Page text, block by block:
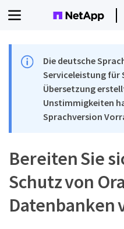
Die deutsche
Serviceleistung für
Übersetzung
Unstimmigkeiten
Sprachversion
Bereiten Sie
Schutz von
Datenbanken